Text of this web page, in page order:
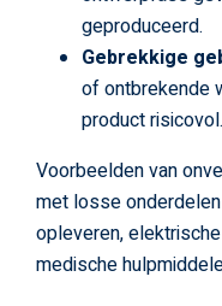
geproduceerd.
Gebrekkige
of ontbrekende
product risicovol.
Voorbeelden van
met losse
opleveren,
medische